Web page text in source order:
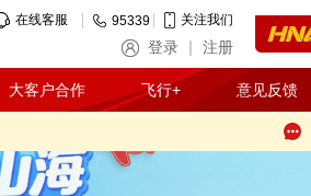
在线客服 95339 关注我们
登录 注册
大客户合作 飞行+ 意见反馈